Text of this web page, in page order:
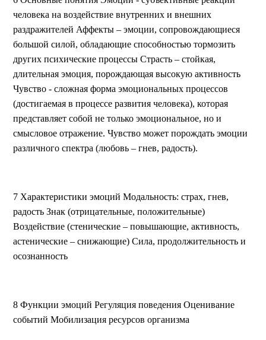
человека на воздействие внутренних и внешних
раздражителей Аффекты – эмоции, сопровождающиеся
большой силой, обладающие способностью тормозить
других психические процессы Страсть – стойкая,
длительная эмоция, порождающая высокую активность
Чувство - сложная форма эмоциональных процессов
(достигаемая в процессе развития человека), которая
представляет собой не только эмоциональное, но и
смысловое отражение. Чувство может порождать эмоции
различного спектра (любовь – гнев, радость).
7 Характеристики эмоций Модальность: страх, гнев,
радость Знак (отрицательные, положительные)
Воздействие (стенические – повышающие, активность,
астенические – снижающие) Сила, продолжительность и
осознанность
8 Функции эмоций Регуляция поведения Оценивание
событий Мобилизация ресурсов организма